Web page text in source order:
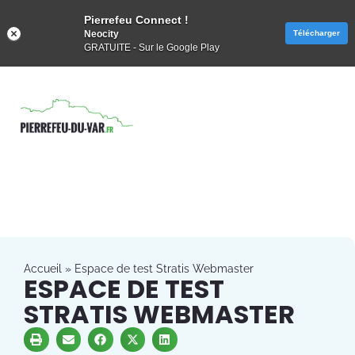
Accueil » Espace de test Stratis Webmaster
ESPACE DE TEST
STRATIS WEBMASTER
Pierrefeu Connect !
Neocity
GRATUITE - Sur le Google Play
Télécharger